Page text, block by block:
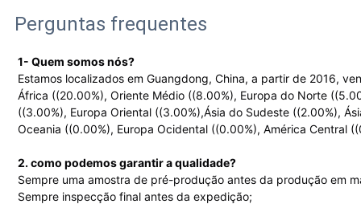
Perguntas frequentes
1- Quem somos nós?
Estamos localizados em Guangdong, China, a partir de 2016,
África ((20.00%), Oriente Médio ((8.00%), Europa do Norte
((3.00%), Europa Oriental ((3.00%),Ásia do Sudeste ((2.00%),
Oceania ((0.00%), Europa Ocidental ((0.00%), América Central
2. como podemos garantir a qualidade?
Sempre uma amostra de pré-produção antes da produção em
Sempre inspecção final antes da expedição;